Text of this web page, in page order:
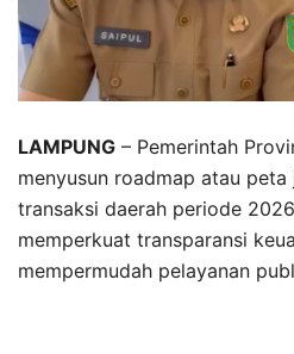
LAMPUNG – Pemerintah
menyusun roadmap atau
transaksi daerah periode
memperkuat transparansi
mempermudah pelayanan